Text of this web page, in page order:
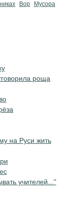
Вор
Мусора
роща
на Руси жить
учителей..."